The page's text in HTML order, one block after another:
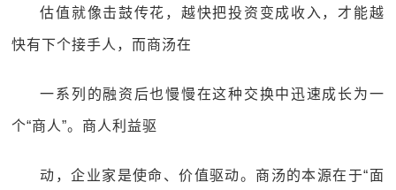
估值就像击鼓传花，越快把投资变成收入，才能越
快有下个接手人，而商汤在
一系列的融资后也慢慢在这种交换中迅速成长为一
个“商人”。商人利益驱
动，企业家是使命、价值驱动。商汤的本源在于“面